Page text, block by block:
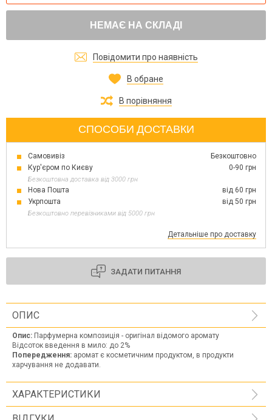
НЕМАЄ НА СКЛАДІ
Повідомити про наявність
В обране
В порівняння
СПОСОБИ ДОСТАВКИ
Самовивіз
Безкоштовно
Кур'єром по Києву
0-90 грн
Безкоштовна доставка від 3000 грн
Нова Пошта
від 60 грн
Укрпошта
від 50 грн
Безкоштовно перевізниками від 5000 грн
Детальніше про доставку
ЗАДАТИ ПИТАННЯ
ОПИС
Опис: Парфумерна композиція - оригінал відомого аромату
Відсоток введення в мило: до 2%
Попередження: аромат є косметичним продуктом, в продукти
харчування не додавати.
ХАРАКТЕРИСТИКИ